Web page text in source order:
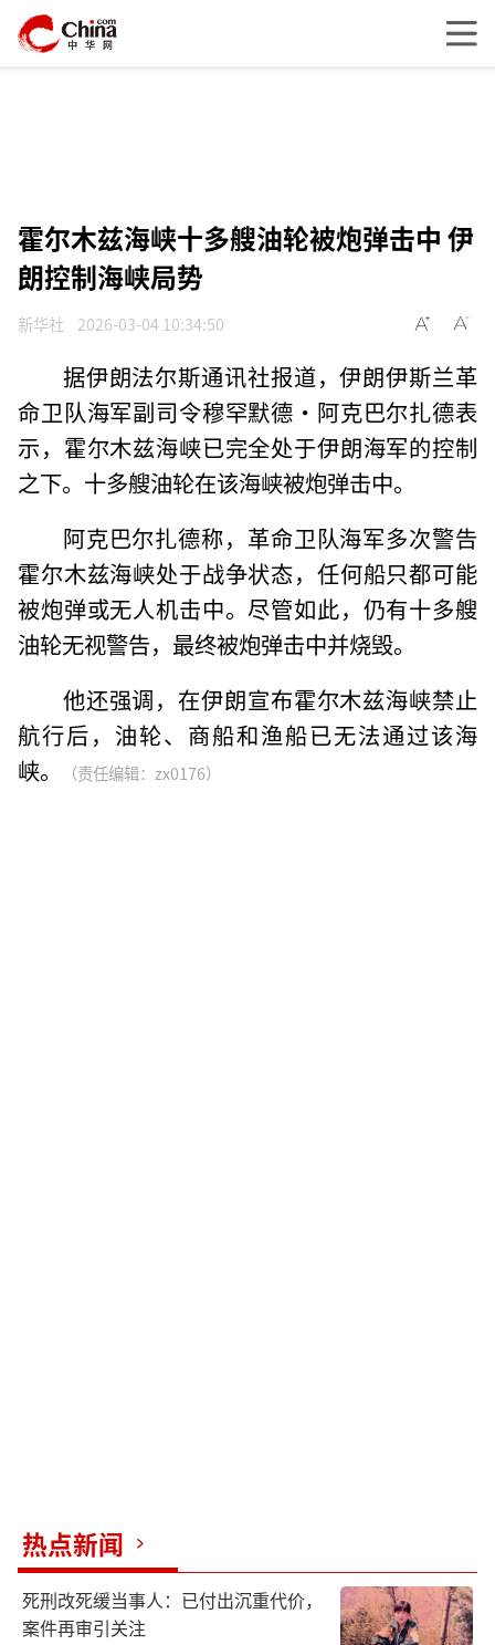
霍尔木兹海峡十多艘油轮被炮弹击中 伊
朗控制海峡局势
新华社 2026-03-04 10:34:50
据伊朗法尔斯通讯社报道，伊朗伊斯兰革
命卫队海军副司令穆罕默德·阿克巴尔扎德表
示，霍尔木兹海峡已完全处于伊朗海军的控制
之下。十多艘油轮在该海峡被炮弹击中。
阿克巴尔扎德称，革命卫队海军多次警告
霍尔木兹海峡处于战争状态，任何船只都可能
被炮弹或无人机击中。尽管如此，仍有十多艘
油轮无视警告，最终被炮弹击中并烧毁。
他还强调，在伊朗宣布霍尔木兹海峡禁止
航行后，油轮、商船和渔船已无法通过该海
峡。
（责任编辑：zx0176）
热点新闻
死刑改死缓当事人：已付出沉重代价，
案件再审引关注